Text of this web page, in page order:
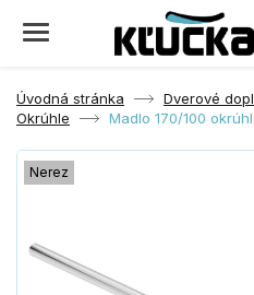
Úvodná stránka Dverové
Okrúhle
Madlo 170/100
Nerez